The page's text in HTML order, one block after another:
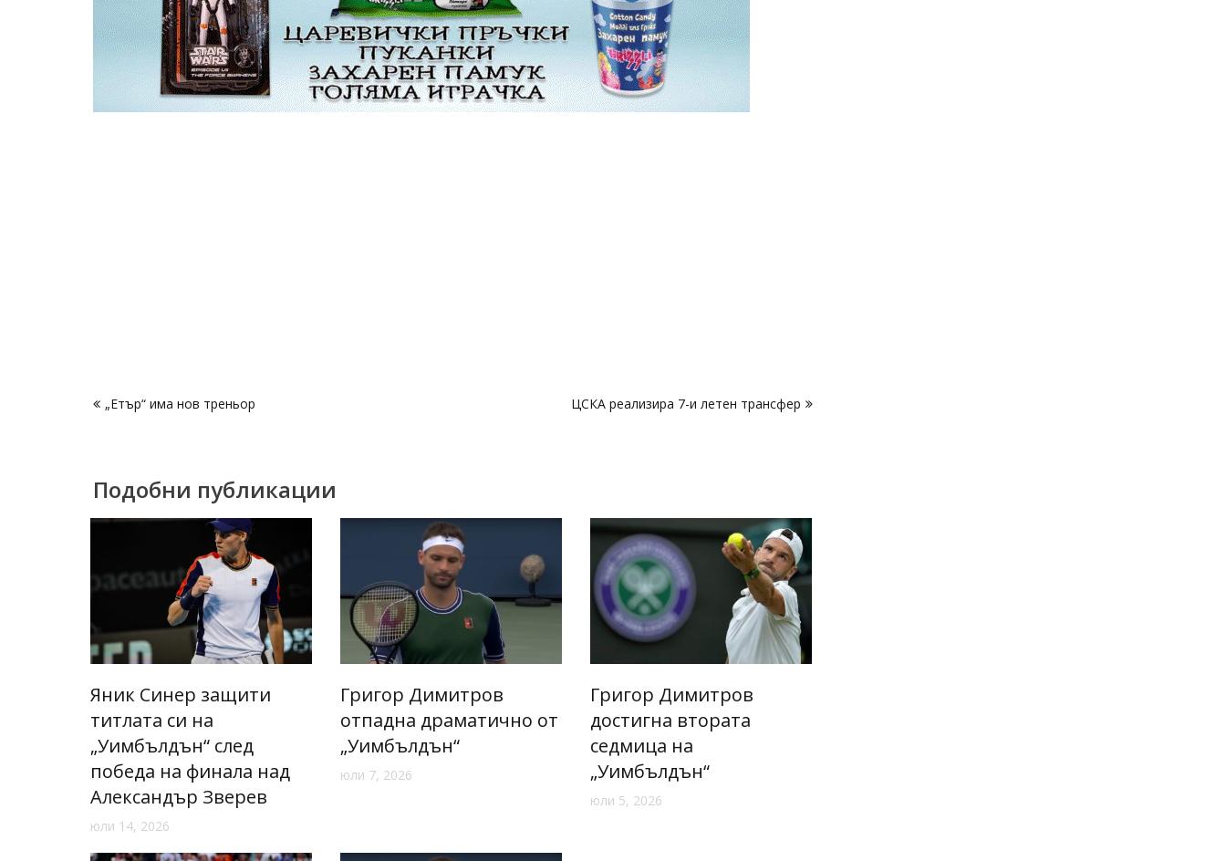
„Етър“ има нов треньор ЦСКА реализира 7-и летен трансфер
Подобни публикации
Яник Синер защити
титлата си на
„Уимбълдън“ след
победа на финала над
Александър Зверев
юли 14, 2026
Григор Димитров
отпадна драматично от
„Уимбълдън“
юли 7, 2026
Григор Димитров
достигна втората
седмица на
„Уимбълдън“
юли 5, 2026